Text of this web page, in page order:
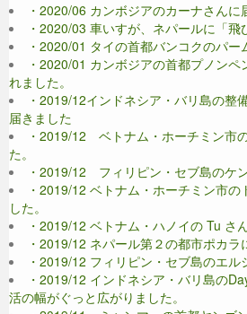
・2020/06 カンボジアのカーナさんに
・2020/03 車いすが、ネパールに「飛
・2020/01 タイの首都バンコクのパー
・2020/01 カンボジアの首都プノン
れました。
・2019/12インドネシア・バリ島の整
届きました
・2019/12 ベトナム・ホーチミン市
た。
・2019/12 フィリピン・セブ島のケ
・2019/12 ベトナム・ホーチミン市
した。
・2019/12 ベトナム・ハノイの Tu さ
・2019/12 ネパール第２の都市ポカラ
・2019/12 フィリピン・セブ島のエル
・2019/12 インドネシア・バリ島の
活の幅がぐっと広がりました。